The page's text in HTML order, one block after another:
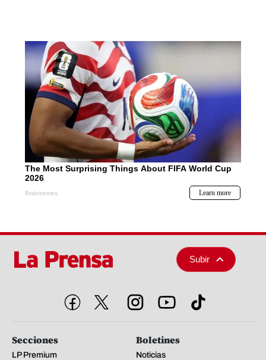
Subir
Secciones
LP Premium
Boletines
Noticias